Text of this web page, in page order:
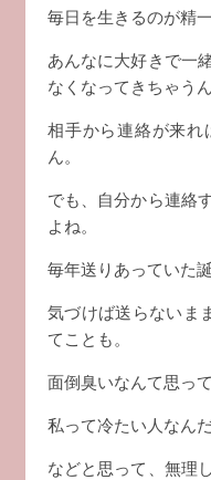
毎日を生きるのが精一
あんなに大好きで一
なくなってきちゃうん
相手から連絡が来
ん。
でも、自分から連絡
よね。
毎年送りあっていた
気づけば送らないま
てことも。
面倒臭いなんて思っ
私って冷たい人なんだ
などと思って、無理